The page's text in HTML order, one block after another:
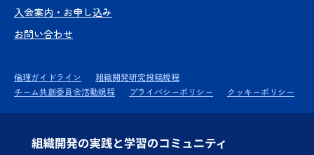
入会案内・お申し込み
お問い合わせ
倫理ガイドライン
組織開発研究投稿規程
チーム共創委員会活動規程
プライバシーポリシー クッキーポリシー